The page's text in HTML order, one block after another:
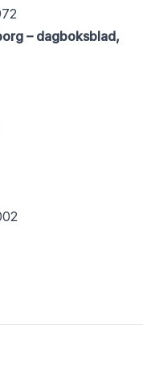
– dagboksblad,